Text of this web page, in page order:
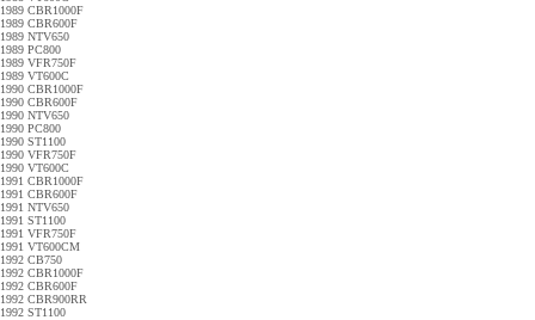
1989 CBR1000F
1989 CBR600F
1989 NTV650
1989 PC800
1989 VFR750F
1989 VT600C
1990 CBR1000F
1990 CBR600F
1990 NTV650
1990 PC800
1990 ST1100
1990 VFR750F
1990 VT600C
1991 CBR1000F
1991 CBR600F
1991 NTV650
1991 ST1100
1991 VFR750F
1991 VT600CM
1992 CB750
1992 CBR1000F
1992 CBR600F
1992 CBR900RR
1992 ST1100